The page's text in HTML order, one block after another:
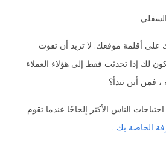
على أقلمة موقعك. لا تريد أن تفوت
لك إذا تحدثت فقط إلى هؤلاء العملاء
، فمن أين تبدأ؟
الناس الأكثر إلحاحًا عندما تقوم
الخاصة بك .